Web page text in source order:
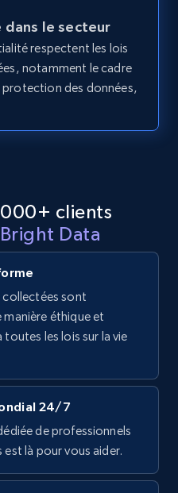
Essai gratuit
posts by Profile
Essai gratuit
new posts
Headline, Post
Essai gratuit
le secteur
respectent les lois
notamment le cadre
protection des données,
clients
Data
collectées sont
éthique et
les lois sur la vie
24/7
de professionnels
est là pour vous aider.